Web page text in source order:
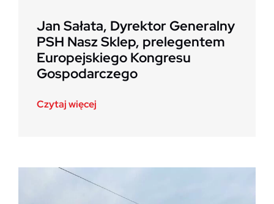
Jan Sałata, Dyrektor Generalny
PSH Nasz Sklep, prelegentem
Europejskiego Kongresu
Gospodarczego
Czytaj więcej